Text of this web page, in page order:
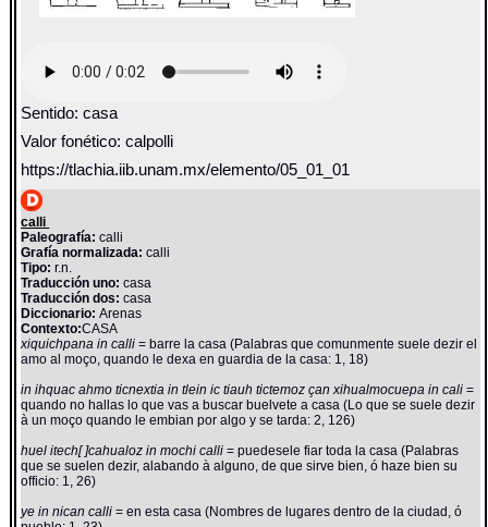
Sentido: casa
Valor fonético: calpolli
https://tlachia.iib.unam.mx/elemento/05_01_01
calli
Paleografía: calli
Grafía normalizada: calli
Tipo: r.n.
Traducción uno: casa
Traducción dos: casa
Diccionario:Arenas
Contexto:CASA
xiquichpana in calli= barre la casa (Palabras que comunmente suele dezir el
amo al moço, quando le dexa en guardia de la casa: 1, 18)
in ihquac ahmo ticnextia in tlein ic tiauh tictemoz çan xihualmocuepa in cali=
quando no hallas lo que vas a buscar buelvete a casa (Lo que se suele dezir
à un moço quando le embian por algo y se tarda: 2, 126)
huel itech[ ]cahualoz in mochi calli= puedesele fiar toda la casa (Palabras
que se suelen dezir, alabando à alguno, de que sirve bien, ó haze bien su
officio: 1, 26)
ye in nican calli= en esta casa (Nombres de lugares dentro de la ciudad, ó